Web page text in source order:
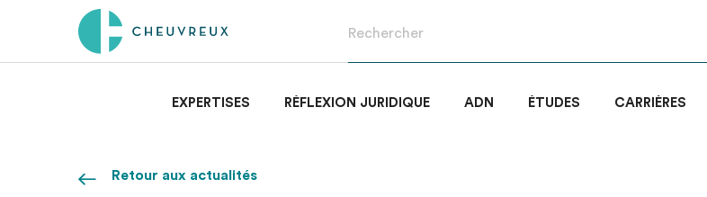
EXPERTISES RÉFLEXION JURIDIQUE ADN ÉTUDES CARRIÈRES
Retour aux actualités